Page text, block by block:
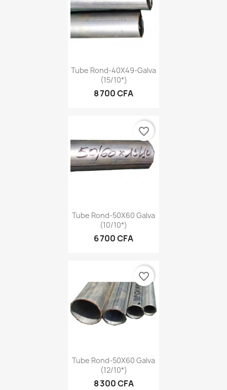
Tube Rond-40X49-Galva
(15/10*)
8 700 CFA
Tube Rond-50X60 Galva
(10/10*)
6 700 CFA
favorite_border
Tube Rond-50X60 Galva
(12/10*)
8 300 CFA
favorite_border